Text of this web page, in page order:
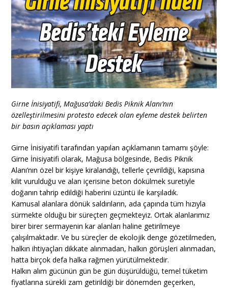
Girne İnisiyatifi, Mağusa’daki Bedis Piknik Alanı’nın
özelleştirilmesini protesto edecek olan eyleme destek belirten
bir basın açıklaması yaptı
Girne İnisiyatifi tarafından yapılan açıklamanın tamamı şöyle:
Girne İnisiyatifi olarak, Mağusa bölgesinde, Bedis Piknik
Alanı’nın özel bir kişiye kiralandığı, tellerle çevrildiği, kapısına
kilit vurulduğu ve alan içerisine beton dökülmek suretiyle
doğanın tahrip edildiği haberini üzüntü ile karşıladık.
Kamusal alanlara dönük saldırıların, ada çapında tüm hızıyla
sürmekte olduğu bir süreçten geçmekteyiz. Ortak alanlarımız
birer birer sermayenin kar alanları haline getirilmeye
çalışılmaktadır. Ve bu süreçler de ekolojik denge gözetilmeden,
halkın ihtiyaçları dikkate alınmadan, halkın görüşleri alınmadan,
hatta birçok defa halka rağmen yürütülmektedir.
Halkın alım gücünün gün be gün düşürüldüğü, temel tüketim
fiyatlarına sürekli zam getirildiği bir dönemden geçerken,